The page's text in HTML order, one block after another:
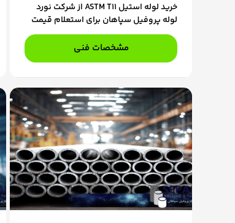
خرید لوله استیل ASTM T11 از شرکت نورد
لوله پروفیل سپاهان برای استعلام قیمت
و ثبت سفارش، با کارشناسان فروش ما در
تماس باشید.
مشخصات فنی